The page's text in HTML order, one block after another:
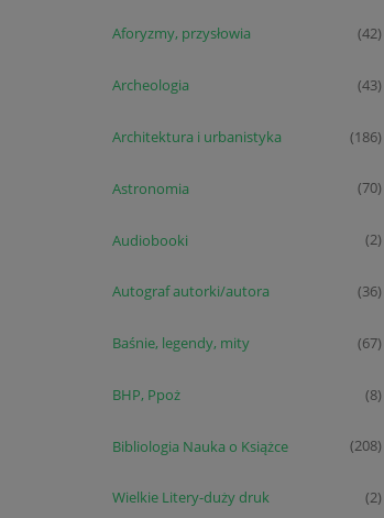
Aforyzmy, przysłowia (42)
Archeologia (43)
Architektura i urbanistyka (186)
Astronomia (70)
Audiobooki (2)
Autograf autorki/autora (36)
Baśnie, legendy, mity (67)
BHP, Ppoż (8)
Bibliologia Nauka o Książce (208)
Wielkie Litery-duży druk (2)